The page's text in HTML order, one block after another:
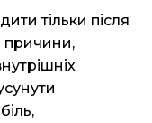
тільки після
причини,